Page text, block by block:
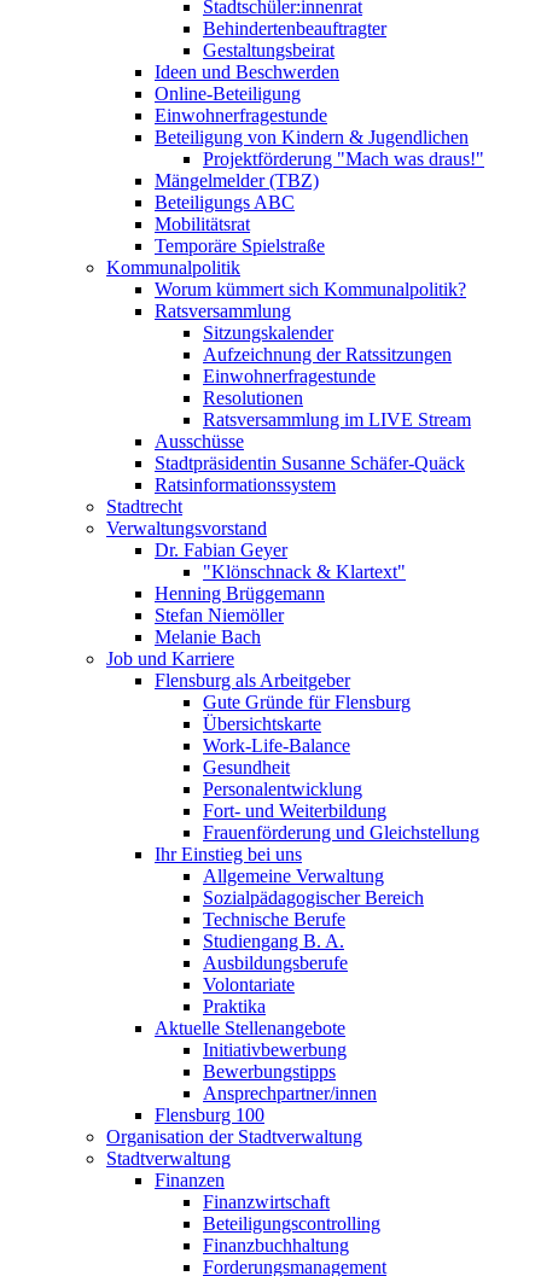
Stadtschüler:innenrat
Behindertenbeauftragter
Gestaltungsbeirat
Ideen und Beschwerden
Online-Beteiligung
Einwohnerfragestunde
Beteiligung von Kindern & Jugendlichen
Projektförderung "Mach was draus!"
Mängelmelder (TBZ)
Beteiligungs ABC
Mobilitätsrat
Temporäre Spielstraße
Kommunalpolitik
Worum kümmert sich Kommunalpolitik?
Ratsversammlung
Sitzungskalender
Aufzeichnung der Ratssitzungen
Einwohnerfragestunde
Resolutionen
Ratsversammlung im LIVE Stream
Ausschüsse
Stadtpräsidentin Susanne Schäfer-Quäck
Ratsinformationssystem
Stadtrecht
Verwaltungsvorstand
Dr. Fabian Geyer
"Klönschnack & Klartext"
Henning Brüggemann
Stefan Niemöller
Melanie Bach
Job und Karriere
Flensburg als Arbeitgeber
Gute Gründe für Flensburg
Übersichtskarte
Work-Life-Balance
Gesundheit
Personalentwicklung
Fort- und Weiterbildung
Frauenförderung und Gleichstellung
Ihr Einstieg bei uns
Allgemeine Verwaltung
Sozialpädagogischer Bereich
Technische Berufe
Studiengang B. A.
Ausbildungsberufe
Volontariate
Praktika
Aktuelle Stellenangebote
Initiativbewerbung
Bewerbungstipps
Ansprechpartner/innen
Flensburg 100
Organisation der Stadtverwaltung
Stadtverwaltung
Finanzen
Finanzwirtschaft
Beteiligungscontrolling
Finanzbuchhaltung
Forderungsmanagement